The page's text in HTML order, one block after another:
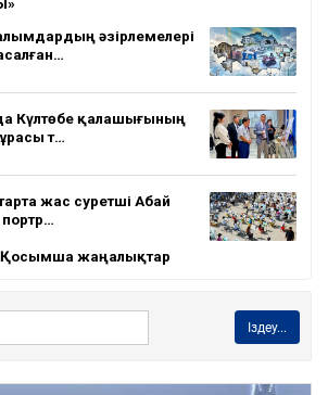
әзірлемелері
Күлтөбе қалашығының
т…
жас суретші Абай
Қосымша жаңалықтар
Іздеу...